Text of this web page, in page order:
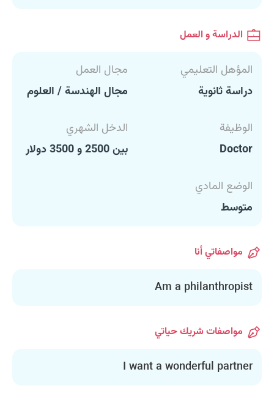
الدراسة و العمل
المؤهل التعليمي
دراسة ثانوية
مجال العمل
مجال الهندسة / العلوم
الوظيفة
Doctor
الدخل الشهري
بين 2500 و 3500 دولار
الوضع المادي
متوسط
مواصفاتي أنا
Am a philanthropist
مواصفات شريك حياتي
I want a wonderful partner